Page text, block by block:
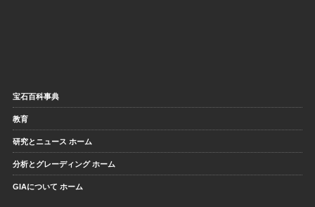
宝石百科事典
教育
研究とニュース ホーム
分析とグレーディング ホーム
GIAについて ホーム